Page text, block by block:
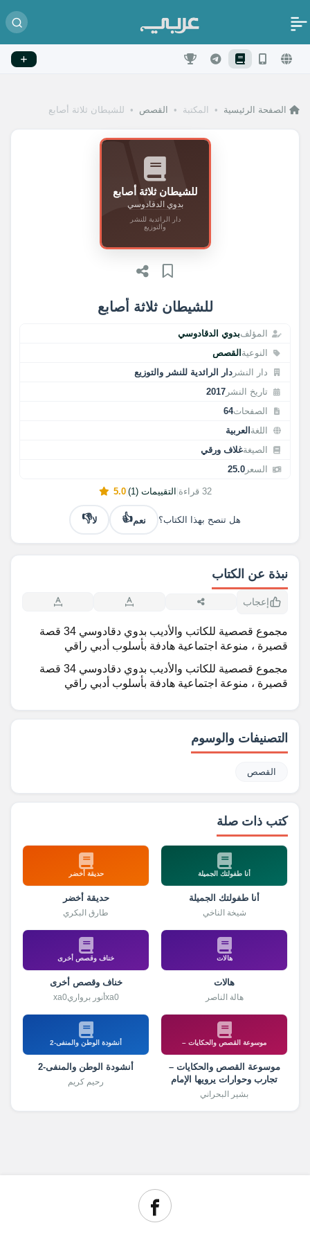
الصفحة الرئيسية • المكتبة • القصص • للشيطان ثلاثة أصابع
للشيطان ثلاثة أصابع
المؤلفبدوي الدقادوسي
النوعية القصص
دار النشر دار الرائدية للنشر والتوزيع
تاريخ النشر 2017
الصفحات64
اللغة العربية
الصيغةغلاف ورقي
السعر 25.0
32 قراءة التقييمات (1) |
5.0
هل تنصح بهذا الكتاب؟ نعم👍 لا👎
للشيطان ثلاثة أصابع
بدوي الدقادوسي
دار الرائدية للنشر
والتوزيع
نبذة عن الكتاب
إعجاب
مجموع قصصية للكاتب والأديب بدوي دقادوسي 34 قصة
قصيرة ، منوعة اجتماعية هادفة بأسلوب أدبي راقي
مجموع قصصية للكاتب والأديب بدوي دقادوسي 34 قصة
قصيرة ، منوعة اجتماعية هادفة بأسلوب أدبي راقي
التصنيفات والوسوم
القصص
كتب ذات صلة
أنا طفولتك الجميلة
أنا طفولتك الجميلة
شيخة الناخي
حديقة أخضر
حديقة أخضر
طارق البكري
هالات
هالات
هالة الناصر
خناف وقصص أخرى
خناف وقصص أخرى
xa0أنور برواريxa0
موسوعة القصص والحكايات –
موسوعة القصص والحكايات –
تجارب وحوارات يرويها الإمام
الشيرازي
بشير البحراني
أنشودة الوطن والمنفى-2
أنشودة الوطن والمنفى-2
رحيم كريم